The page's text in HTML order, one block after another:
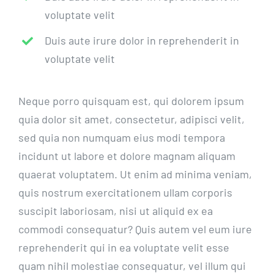
voluptate velit
Duis aute irure dolor in reprehenderit in
voluptate velit
Neque porro quisquam est, qui dolorem ipsum
quia dolor sit amet, consectetur, adipisci velit,
sed quia non numquam eius modi tempora
incidunt ut labore et dolore magnam aliquam
quaerat voluptatem. Ut enim ad minima veniam,
quis nostrum exercitationem ullam corporis
suscipit laboriosam, nisi ut aliquid ex ea
commodi consequatur? Quis autem vel eum iure
reprehenderit qui in ea voluptate velit esse
quam nihil molestiae consequatur, vel illum qui